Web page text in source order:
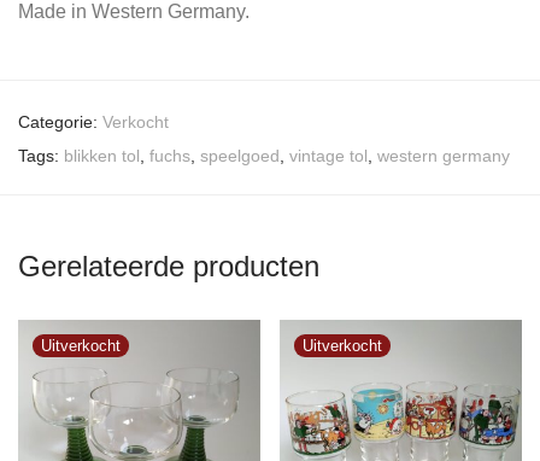
Made in Western Germany.
Categorie: Verkocht
Tags: blikken tol fuchs speelgoed vintage tol western germany
Gerelateerde producten